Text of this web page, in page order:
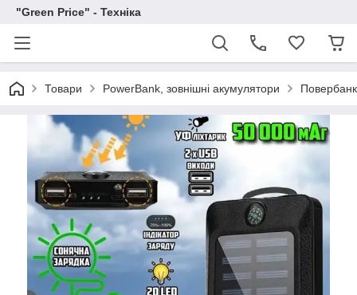
"Green Price" - Техніка
Товари PowerBank, зовнішні акумулятори